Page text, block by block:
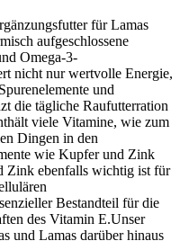
für Lamas
aufgeschlossene
Omega-3-
nicht nur wertvolle Energie,
und
die tägliche Raufutterration
viele Vitamine, wie zum
Dingen in den
wie Kupfer und Zink
Zink ebenfalls wichtig ist für
Bestandteil für die
des Vitamin E.Unser
und Lamas darüber hinaus